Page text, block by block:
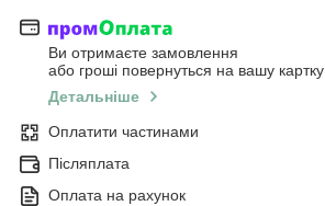
Ви отримаєте замовлення
або гроші повернуться на вашу картку
Детальніше
Оплатити частинами
Післяплата
Оплата на рахунок